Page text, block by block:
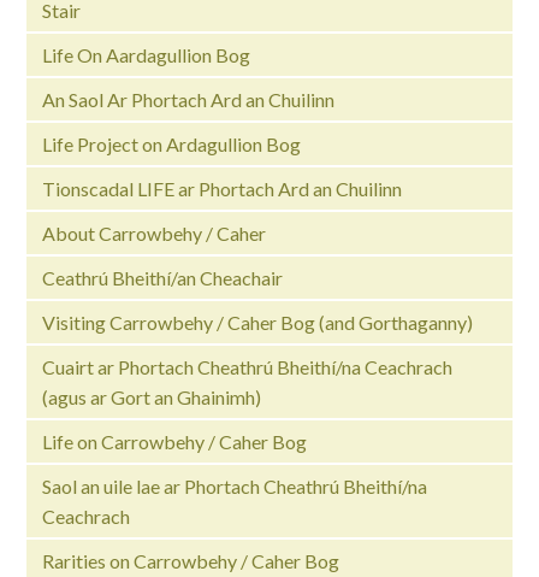
Stair
Life On Aardagullion Bog
An Saol Ar Phortach Ard an Chuilinn
Life Project on Ardagullion Bog
Tionscadal LIFE ar Phortach Ard an Chuilinn
About Carrowbehy / Caher
Ceathrú Bheithí/an Cheachair
Visiting Carrowbehy / Caher Bog (and Gorthaganny)
Cuairt ar Phortach Cheathrú Bheithí/na Ceachrach
(agus ar Gort an Ghainimh)
Life on Carrowbehy / Caher Bog
Saol an uile lae ar Phortach Cheathrú Bheithí/na
Ceachrach
Rarities on Carrowbehy / Caher Bog